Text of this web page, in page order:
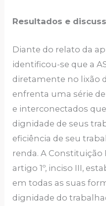
Resultados e
Diante do relato da
identificou-se que a
diretamente no lixão
enfrenta uma série
e interconectados
dignidade de seus
eficiência de seu
renda. A Constituição
artigo 1º, inciso III,
em todas as suas
dignidade do